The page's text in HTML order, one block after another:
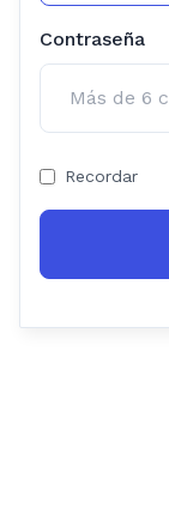
Contraseña
Recordar